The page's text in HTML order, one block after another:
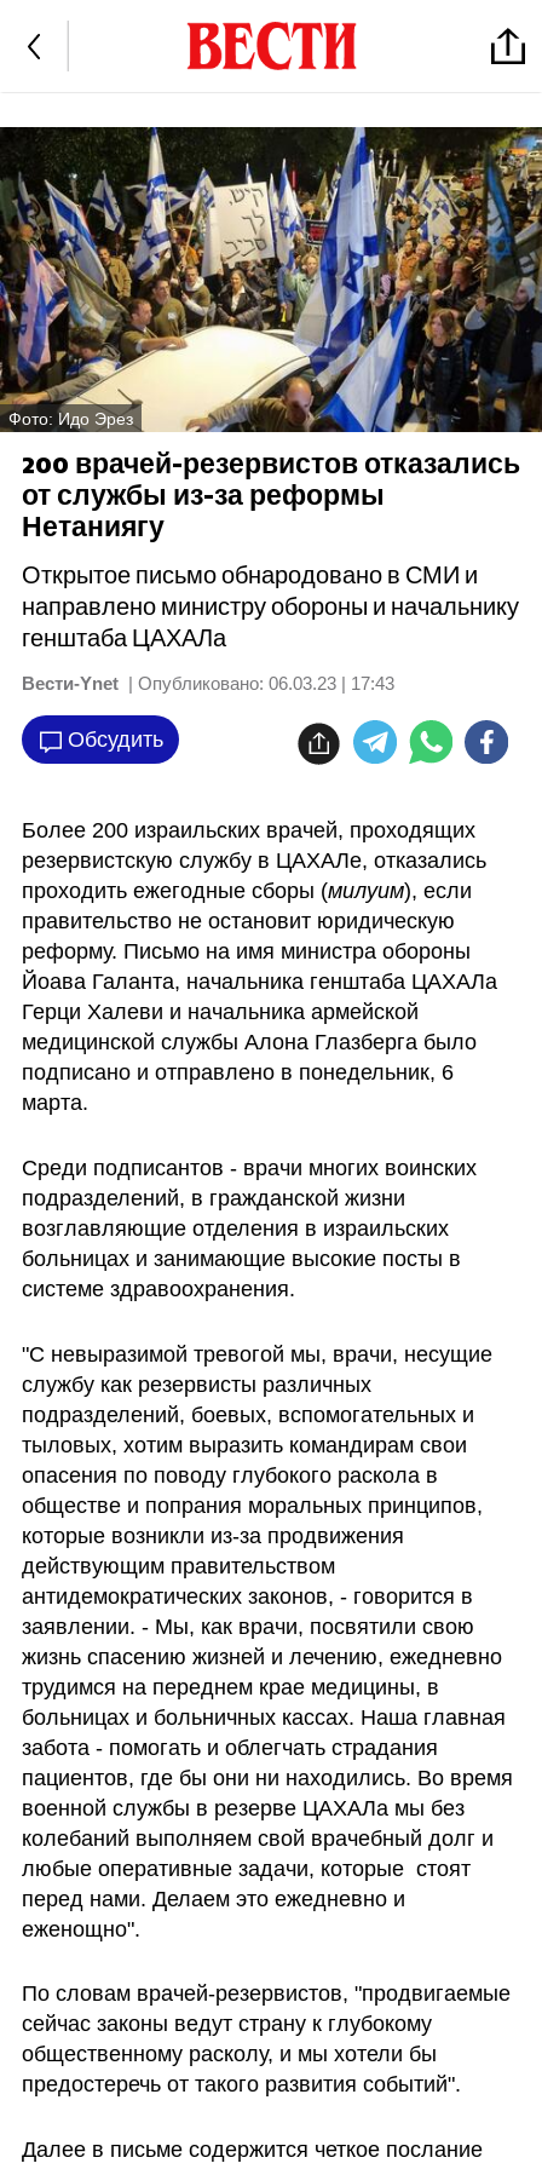
Фото: Идо Эрез
200 врачей-резервистов отказались
от службы из-за реформы
Нетаниягу
Открытое письмо обнародовано в СМИ и
направлено министру обороны и начальнику
генштаба ЦАХАЛа
Вести-Ynet | Опубликовано: 06.03.23 | 17:43
Обсудить
Более 200 израильских врачей, проходящих
резервистскую службу в ЦАХАЛе, отказались
проходить ежегодные сборы (милуим), если
правительство не остановит юридическую
реформу. Письмо на имя министра обороны
Йоава Галанта, начальника генштаба ЦАХАЛа
Герци Халеви и начальника армейской
медицинской службы Алона Глазберга было
подписано и отправлено в понедельник, 6
марта.
Среди подписантов - врачи многих воинских
подразделений, в гражданской жизни
возглавляющие отделения в израильских
больницах и занимающие высокие посты в
системе здравоохранения.
"С невыразимой тревогой мы, врачи, несущие
службу как резервисты различных
подразделений, боевых, вспомогательных и
тыловых, хотим выразить командирам свои
опасения по поводу глубокого раскола в
обществе и попрания моральных принципов,
которые возникли из-за продвижения
действующим правительством
антидемократических законов, - говорится в
заявлении. - Мы, как врачи, посвятили свою
жизнь спасению жизней и лечению, ежедневно
трудимся на переднем крае медицины, в
больницах и больничных кассах. Наша главная
забота - помогать и облегчать страдания
пациентов, где бы они ни находились. Во время
военной службы в резерве ЦАХАЛа мы без
колебаний выполняем свой врачебный долг и
любые оперативные задачи, которые  стоят
перед нами. Делаем это ежедневно и
еженощно".
По словам врачей-резервистов, "продвигаемые
сейчас законы ведут страну к глубокому
общественному расколу, и мы хотели бы
предостеречь от такого развития событий".
Далее в письме содержится четкое послание